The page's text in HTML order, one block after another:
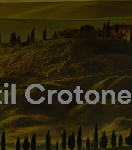
Crotone